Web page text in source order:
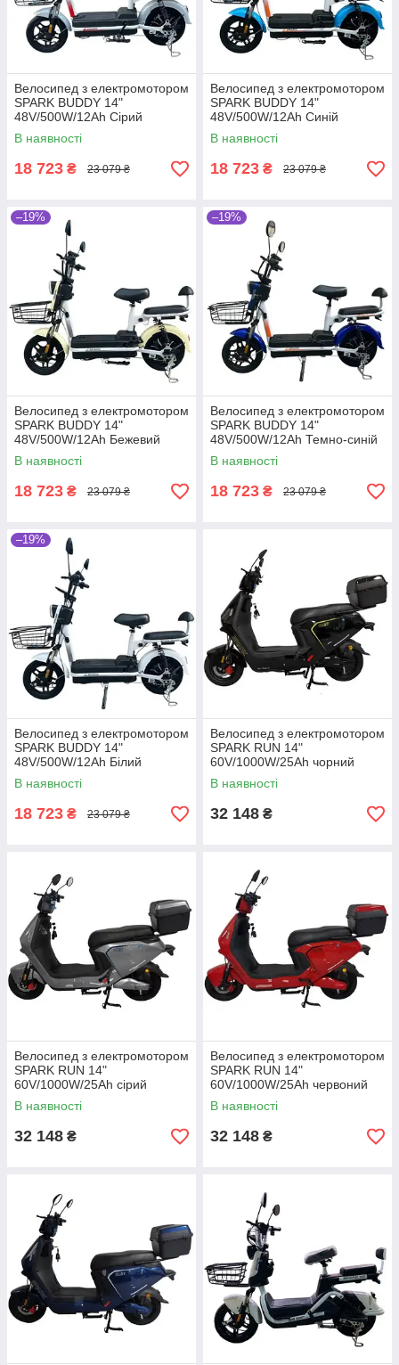
Велосипед з електромотором
SPARK BUDDY 14"
48V/500W/12Ah Сірий
В наявності
18 723 ₴ 23 079 ₴
Велосипед з електромотором
SPARK BUDDY 14"
48V/500W/12Ah Синій
В наявності
18 723 ₴ 23 079 ₴
–19%
Велосипед з електромотором
SPARK BUDDY 14"
48V/500W/12Ah Бежевий
В наявності
18 723 ₴ 23 079 ₴
–19%
Велосипед з електромотором
SPARK BUDDY 14"
48V/500W/12Ah Темно-синій
В наявності
18 723 ₴ 23 079 ₴
–19%
Велосипед з електромотором
SPARK BUDDY 14"
48V/500W/12Ah Білий
В наявності
18 723 ₴ 23 079 ₴
Велосипед з електромотором
SPARK RUN 14"
60V/1000W/25Ah чорний
В наявності
32 148 ₴
Велосипед з електромотором
SPARK RUN 14"
60V/1000W/25Ah сірий
В наявності
32 148 ₴
Велосипед з електромотором
SPARK RUN 14"
60V/1000W/25Ah червоний
В наявності
32 148 ₴